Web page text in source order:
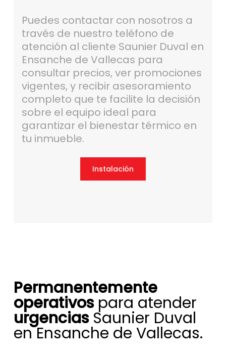
Puedes contactar con nosotros a
través de nuestro teléfono de
atención al cliente Saunier Duval en
Ensanche de Vallecas para
consultar precios, ver promociones
vigentes, y recibir asesoramiento
completo que te facilite la decisión
sobre el equipo ideal para
garantizar el bienestar térmico en
tu inmueble.
Instalación
Permanentemente
operativospara atender
urgenciasSaunier Duval
en Ensanche de Vallecas.